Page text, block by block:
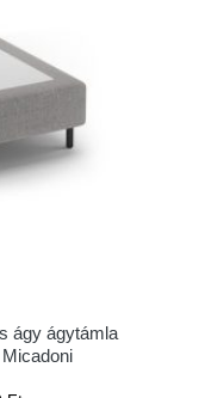
ágy ágytámla